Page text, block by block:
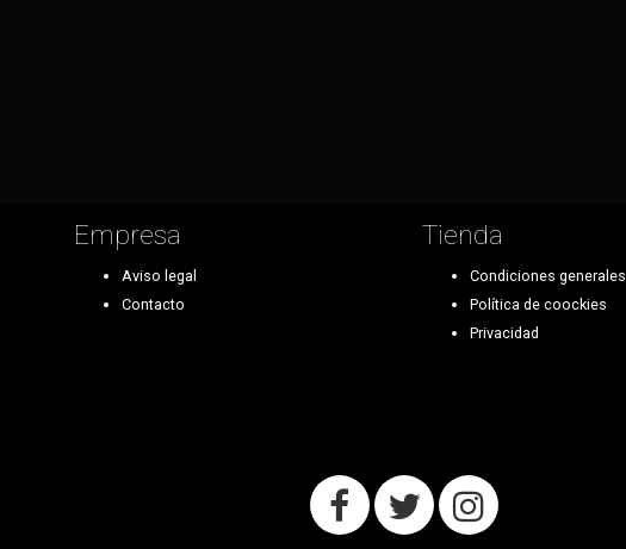
Empresa
Aviso legal
Contacto
Tienda
Condiciones generales
Política de coockies
Privacidad